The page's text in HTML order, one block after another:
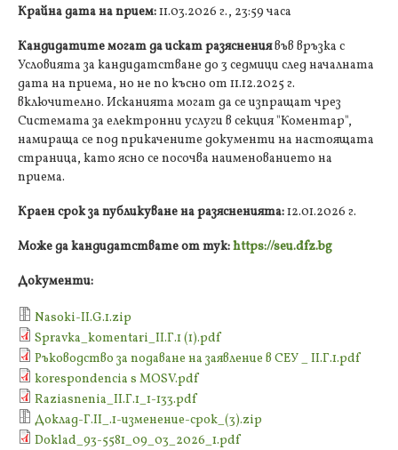
Крайна дата на прием:11.03.2026 г., 23:59 часа
Кандидатите могат да искат разяснениявъв връзка с
Условията за кандидатстване до 3 седмици след началната
дата на приема, но не по късно от 11.12.2025 г.
включително. Исканията могат да се изпращат чрез
Системата за електронни услуги в секция "Коментар",
намираща се под прикачените документи на настоящата
страница, като ясно се посочва наименованието на
приема.
Краен срок за публикуване на разясненията:12.01.2026 г.
Може да кандидатствате от тук:https://seu.dfz.bg
Документи:
Nasoki-ІІ.G.1.zip
Spravka_komentari_II.Г.1 (1).pdf
Ръководство за подаване на заявление в СЕУ _ II.Г.1.pdf
korespondencia s MOSV.pdf
Raziasnenia_ІІ.Г.1_1-133.pdf
Доклад-Г.II_.1-изменение-срок_(3).zip
Doklad_93-5581_09_03_2026_1.pdf